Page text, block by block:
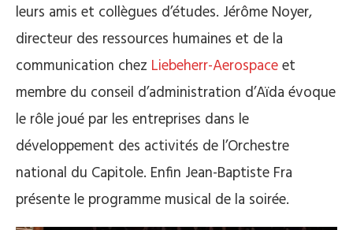
leurs amis et collègues d’études. Jérôme Noyer,
directeur des ressources humaines et de la
communication chez Liebeherr-Aerospaceet
membre du conseil d’administration d’Aïda évoque
le rôle joué par les entreprises dans le
développement des activités de l’Orchestre
national du Capitole. Enfin Jean-Baptiste Fra
présente le programme musical de la soirée.